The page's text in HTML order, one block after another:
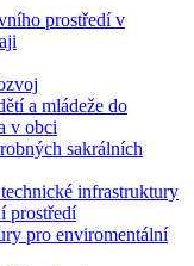
prostředí v
a mládeže do
v obci
sakrálních
infrastruktury
prostředí
pro enviromentální